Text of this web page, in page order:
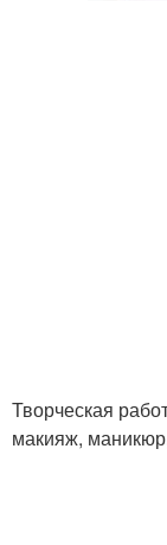
Творческая
макияж,